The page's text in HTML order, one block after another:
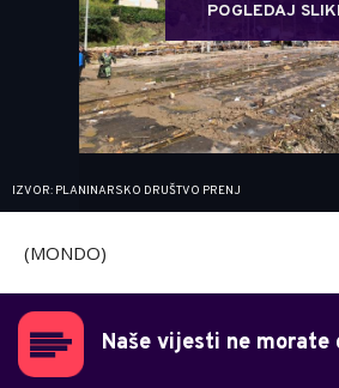
POGLEDAJ
IZVOR: PLANINARSKO DRUŠTVO PRENJ
(MONDO)
Naše vijesti ne morate